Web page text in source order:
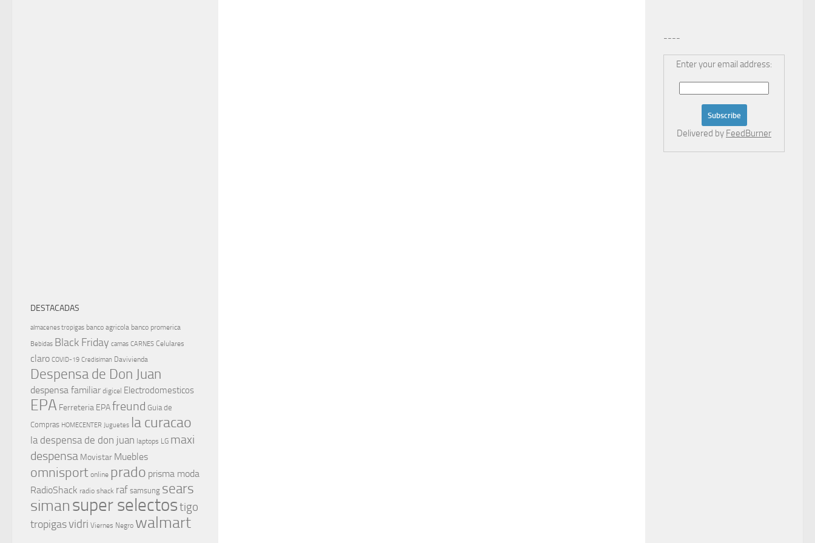
DESTACADAS
almacenes tropigas banco agricola banco promerica
Bebidas Black Friday camas CARNES Celulares
claro COVID-19 Credisiman Davivienda
Despensa de Don Juan
despensa familiar digicel Electrodomesticos
EPA Ferreteria EPAfreund Guia de
Compras HOMECENTER Juguetes la curacao
la despensa de don juan laptops LG maxi
despensa Movistar Muebles
omnisport online prado prisma moda
RadioShack radio shack raf samsung sears
simansuper selectostigo
tropigasvidri Viernes Negro walmart
----
Enter your email address:
Delivered by FeedBurner